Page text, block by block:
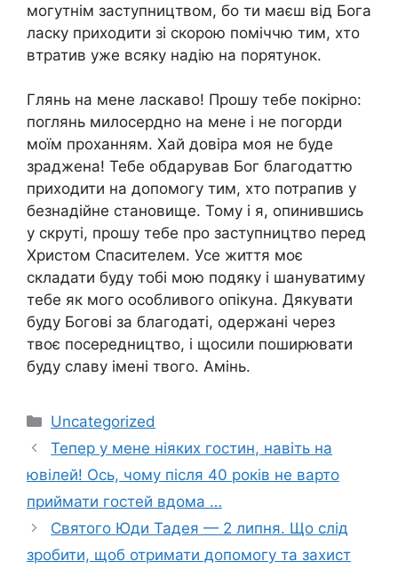
могутнім заступництвом, бо ти маєш від Бога
ласку приходити зі скорою поміччю тим, хто
втратив уже всяку надію на порятунок.
Глянь на мене ласкаво! Прошу тебе покірно:
поглянь милосердно на мене і не погорди
моїм проханням. Хай довіра моя не буде
зpаджена! Тебе обдарував Бог благодаттю
приходити на допомогу тим, хто потрапив у
безнадійне становище. Тому і я, опинившись
у скруті, прошу тебе про заступництво перед
Христом Спасителем. Усе життя моє
складати буду тобі мою подяку і шануватиму
тебе як мого особливого опікуна. Дякувати
буду Богові за благодаті, одержані через
твоє посередництво, і щосили поширювати
буду славу імені твого. Амінь.
Категорії
Uncategorized
Тепер у мене ніяких гостин, навіть на
ювілей! Ось, чому після 40 років не варто
приймати гостей вдома …
Святого Юди Тадея — 2 липня. Що слід
зробити, щоб отримати допомогу та захист